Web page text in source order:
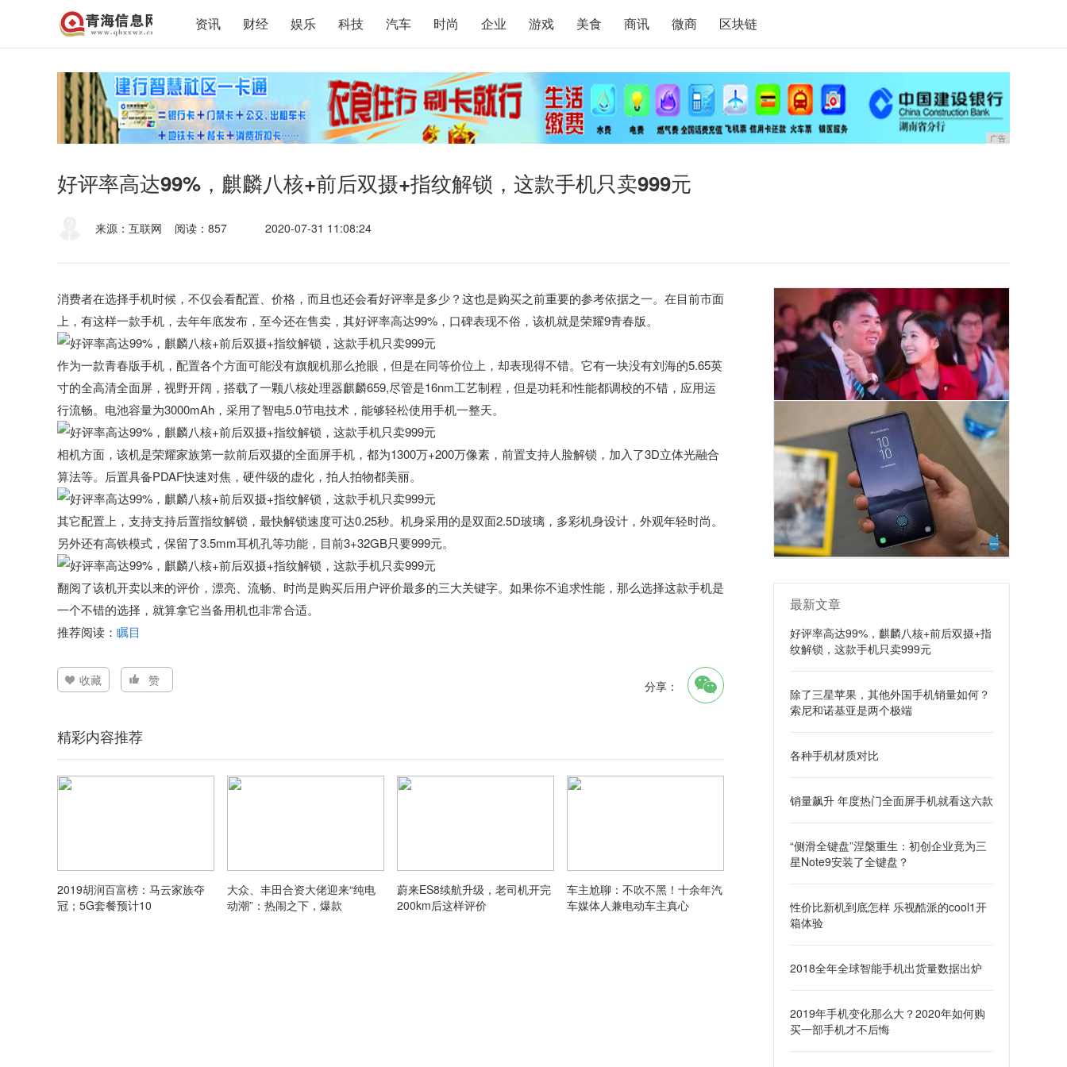
资讯 财经 娱乐 科技 汽车 时尚 企业 游戏 美食 商讯 微商 区块链
广告
好评率高达99%，麒麟八核+前后双摄+指纹解锁，这款手机只卖999元
来源：互联网 阅读：857 2020-07-31 11:08:24
消费者在选择手机时候，不仅会看配置、价格，而且也还会看好评率是多少？这也是购买之前重要的参考依据之一。在目前市面
上，有这样一款手机，去年年底发布，至今还在售卖，其好评率高达99%，口碑表现不俗，该机就是荣耀9青春版。
作为一款青春版手机，配置各个方面可能没有旗舰机那么抢眼，但是在同等价位上，却表现得不错。它有一块没有刘海的5.65英
寸的全高清全面屏，视野开阔，搭载了一颗八核处理器麒麟659,尽管是16nm工艺制程，但是功耗和性能都调校的不错，应用运
行流畅。电池容量为3000mAh，采用了智电5.0节电技术，能够轻松使用手机一整天。
相机方面，该机是荣耀家族第一款前后双摄的全面屏手机，都为1300万+200万像素，前置支持人脸解锁，加入了3D立体光融合
算法等。后置具备PDAF快速对焦，硬件级的虚化，拍人拍物都美丽。
其它配置上，支持支持后置指纹解锁，最快解锁速度可达0.25秒。机身采用的是双面2.5D玻璃，多彩机身设计，外观年轻时尚。
另外还有高铁模式，保留了3.5mm耳机孔等功能，目前3+32GB只要999元。
翻阅了该机开卖以来的评价，漂亮、流畅、时尚是购买后用户评价最多的三大关键字。如果你不追求性能，那么选择这款手机是
一个不错的选择，就算拿它当备用机也非常合适。
推荐阅读： 瞩目
收藏 赞 分享：
精彩内容推荐
2019胡润百富榜：马云家族夺
冠；5G套餐预计10
大众、丰田合资大佬迎来“纯电
动潮”：热闹之下，爆款
蔚来ES8续航升级，老司机开完
200km后这样评价
车主尬聊：不吹不黑！十余年汽
车媒体人兼电动车主真心
最新文章
好评率高达99%，麒麟八核+前后双摄+指
纹解锁，这款手机只卖999元
除了三星苹果，其他外国手机销量如何？
索尼和诺基亚是两个极端
各种手机材质对比
销量飙升 年度热门全面屏手机就看这六款
“侧滑全键盘”涅槃重生：初创企业竟为三
星Note9安装了全键盘？
性价比新机到底怎样 乐视酷派的cool1开
箱体验
2018全年全球智能手机出货量数据出炉
2019年手机变化那么大？2020年如何购
买一部手机才不后悔